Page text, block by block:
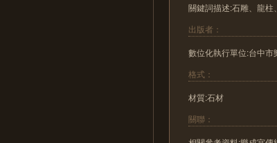
關鍵詞描述:石雕、龍
出版者：
數位化執行單位:台中
格式：
材質:石材
關聯：